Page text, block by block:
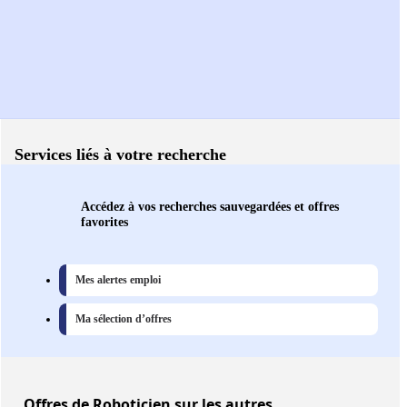
Services liés à votre recherche
Accédez à vos recherches sauvegardées et offres
favorites
Mes alertes emploi
Ma sélection d’offres